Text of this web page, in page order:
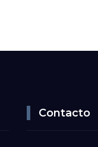
Contacto